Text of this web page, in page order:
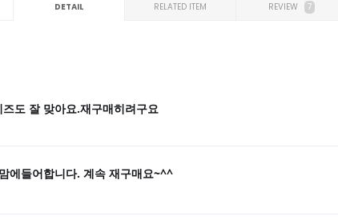
DETAIL RELATED ITEM REVIEW 7